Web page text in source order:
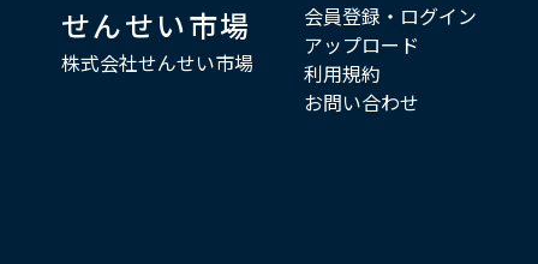
せんせい市場
株式会社せんせい市場
会員登録・ログイン
アップロード
利用規約
お問い合わせ